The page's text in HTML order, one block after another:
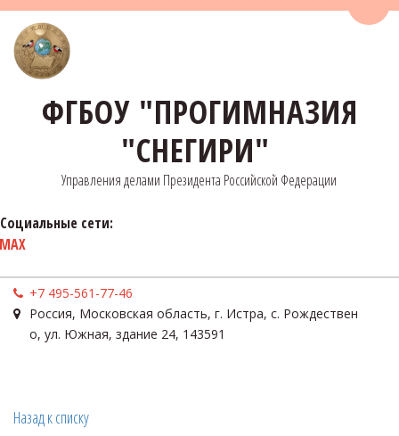
ФГБОУ "ПРОГИМНАЗИЯ
"СНЕГИРИ"
Управления делами Президента Российской Федерации
Социальные сети:
MAX
+7 495-561-77-46
Россия, Московская область, г. Истра, с. Рождествен
о, ул. Южная, здание 24, 143591
Назад к списку